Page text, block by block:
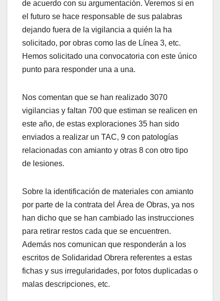
de acuerdo con su argumentación. Veremos si en
el futuro se hace responsable de sus palabras
dejando fuera de la vigilancia a quién la ha
solicitado, por obras como las de Línea 3, etc.
Hemos solicitado una convocatoria con este único
punto para responder una a una.
Nos comentan que se han realizado 3070
vigilancias y faltan 700 que estiman se realicen en
este año, de estas exploraciones 35 han sido
enviados a realizar un TAC, 9 con patologías
relacionadas con amianto y otras 8 con otro tipo
de lesiones.
Sobre la identificación de materiales con amianto
por parte de la contrata del Área de Obras, ya nos
han dicho que se han cambiado las instrucciones
para retirar restos cada que se encuentren.
Además nos comunican que responderán a los
escritos de Solidaridad Obrera referentes a estas
fichas y sus irregularidades, por fotos duplicadas o
malas descripciones, etc.